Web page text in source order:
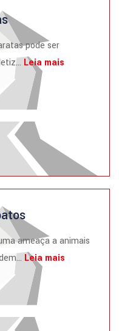
pode ser
Leia mais
ameaça a animais
Leia mais